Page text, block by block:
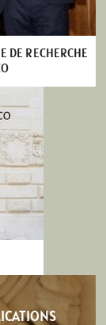
DE RECHERCHE